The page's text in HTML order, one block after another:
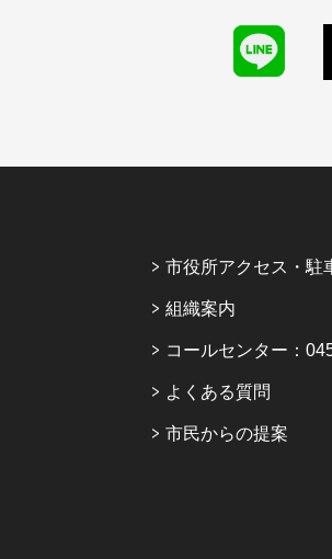
市役所アクセス・駐
組織案内
コールセンター：
よくある質問
市民からの提案